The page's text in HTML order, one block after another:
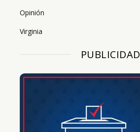
Opinión
Virginia
PUBLICIDAD